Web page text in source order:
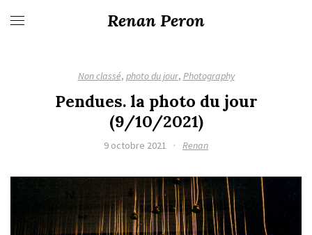
Renan Peron
Non classé, photo du jour, Photography
Pendues. la photo du jour
(9/10/2021)
9 octobre 2021 · Renan